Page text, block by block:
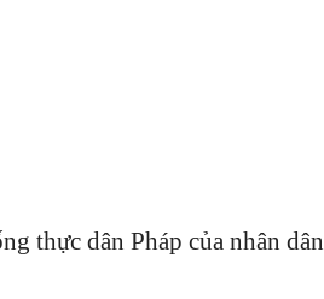
thực dân Pháp của nhân dân